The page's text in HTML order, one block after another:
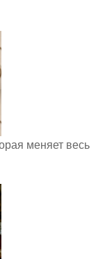
меняет весь